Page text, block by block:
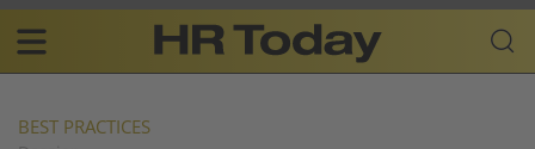
Skip
content
Plattform
für
Resources
navigation
BEST PRACTICES